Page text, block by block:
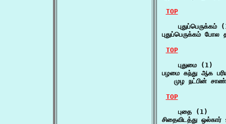
TOP
புதுப்பெருக்கம்
புதுப்பெருக்கம்
TOP
    புதுமை (1)
பழமை கந்து ஆக
முழ நட்பின்
TOP
    புதை (1)
சிதைவிடத்து